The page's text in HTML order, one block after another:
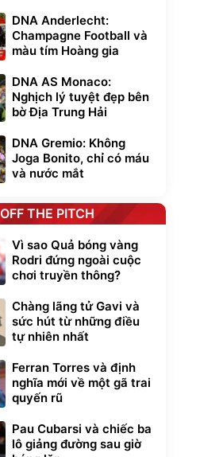
DNA Anderlecht:
Champagne Football và
màu tím Hoàng gia
DNA AS Monaco:
Nghịch lý tuyệt đẹp bên
bờ Địa Trung Hải
DNA Gremio: Không
Joga Bonito, chỉ có máu
và nước mắt
OFF THE PITCH
Vì sao Quả bóng vàng
Rodri đứng ngoài cuộc
chơi truyền thông?
Chàng lãng tử Gavi và
sức hút từ những điều
tự nhiên nhất
Ferran Torres và định
nghĩa mới về một gã trai
quyến rũ
Pau Cubarsi và chiếc ba
lô giảng đường sau giờ